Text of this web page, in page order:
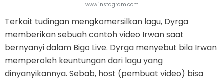
www.instagram.com
Terkait tudingan mengkomersilkan lagu, Dyrga
memberikan sebuah contoh video Irwan saat
bernyanyi dalam Bigo Live. Dyrga menyebut bila Irwan
memperoleh keuntungan dari lagu yang
dinyanyikannya. Sebab, host (pembuat video) bisa